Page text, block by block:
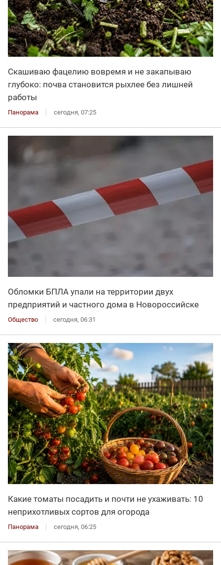
Скашиваю фацелию вовремя и не закапываю
глубоко: почва становится рыхлее без лишней
работы
Панорама сегодня, 07:25
Обломки БПЛА упали на территории двух
предприятий и частного дома в Новороссийске
Общество сегодня, 06:31
Какие томаты посадить и почти не ухаживать: 10
неприхотливых сортов для огорода
Панорама сегодня, 06:25